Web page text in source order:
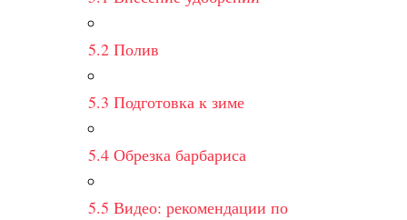
5.2 Полив
5.3 Подготовка к зиме
5.4 Обрезка барбариса
5.5 Видео: рекомендации по